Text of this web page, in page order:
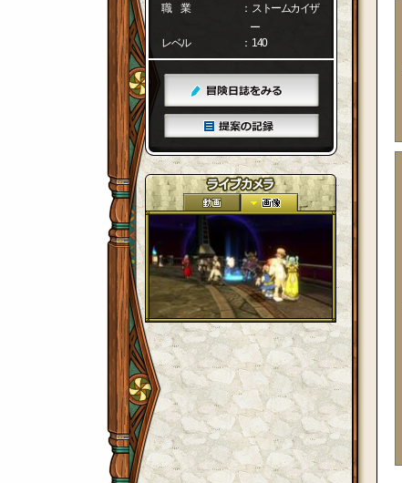
職 業
： ストームカイザ
ー
レベル
： 140